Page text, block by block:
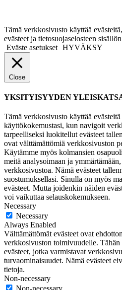
Tämä verkkosivusto käyttää
evästeet ja tietosuojaselosteen
Eväste asetukset HYVÄKSY
Close
YKSITYISYYDEN
Tämä verkkosivusto käyttää evästeitä
käyttökokemustasi, kun navigoit
tarpeelliseksi luokitellut evästeet
ovat välttämättömiä verkkosivuston
Käytämme myös kolmansien
meitä analysoimaan ja
verkkosivustoa. Nämä evästeet
suostumuksellasi. Sinulla on myös
evästeet. Mutta joidenkin näiden
voi vaikuttaa selauskokemukseen.
Necessary
Necessary
Always Enabled
Välttämättömät evästeet ovat
verkkosivuston toimivuudelle.
evästeet, jotka varmistavat
turvaominaisuudet. Nämä evästeet
tietoja.
Non-necessary